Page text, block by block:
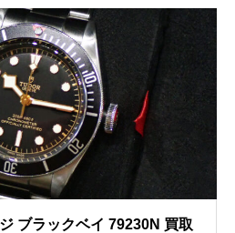
ブラックベイ 79230N 買取